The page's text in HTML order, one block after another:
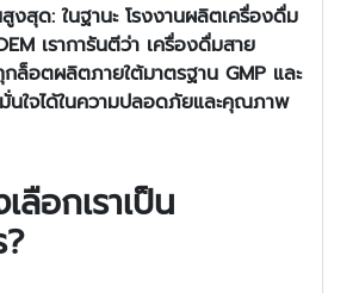
งสุด: ในฐานะ โรงงานผลิตเครื่องดื่ม
เราการันตีว่า เครื่องดื่มสาย
ล็อตผลิตภายใต้มาตรฐาน GMP และ
นใจได้ในความปลอดภัยและคุณภาพ
ลือกเราเป็น